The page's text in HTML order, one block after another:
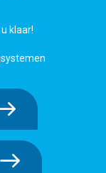
klaar!